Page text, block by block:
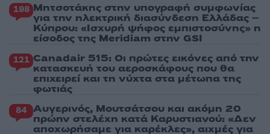
198 Μητσοτάκης στην υπογραφή συμφωνίας
για την ηλεκτρική διασύνδεση Ελλάδας –
Κύπρου: «Ισχυρή ψήφος εμπιστοσύνης» η
είσοδος της Meridiam στην GSI
121 Canadair 515: Οι πρώτες εικόνες από την
κατασκευή του αεροσκάφους που θα
επιχειρεί και τη νύχτα στα μέτωπα της
φωτιάς
84 Αυγερινός, Μουτσάτσου και ακόμη 20
πρώην στελέχη κατά Καρυστιανού: «Δεν
αποχωρήσαμε για καρέκλες», αιχμές για